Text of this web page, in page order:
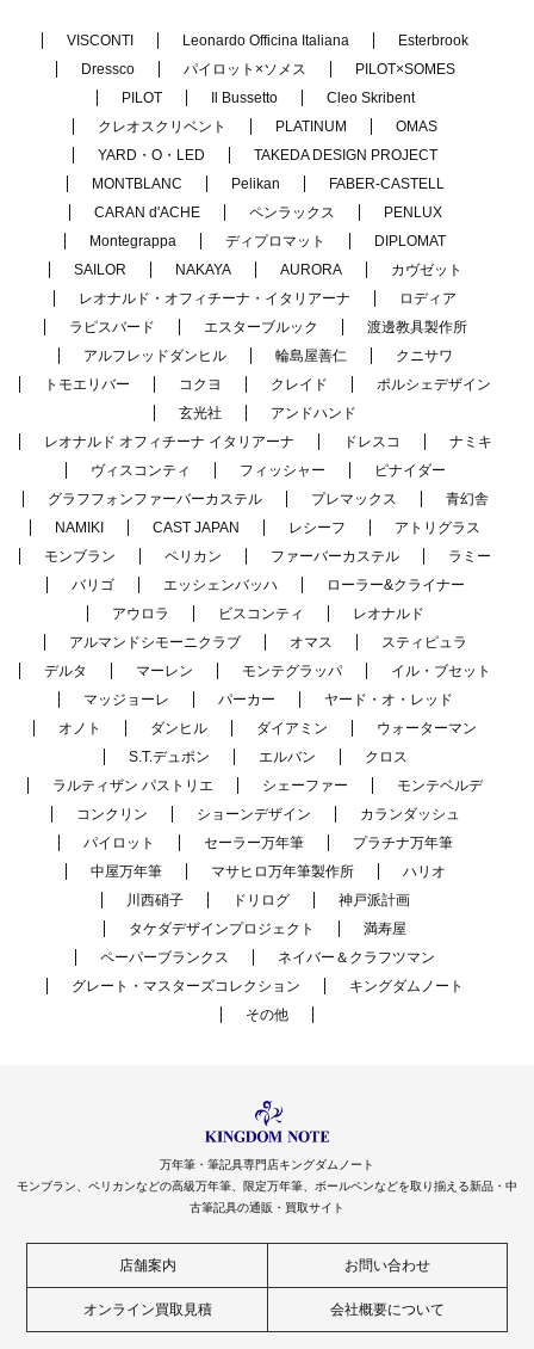
VISCONTI Leonardo Officina Italiana
Esterbrook
Dressco
パイロット×ソメス
PILOT×SOMES
PILOT
Il Bussetto
Cleo Skribent
クレオスクリベント
PLATINUM
OMAS
YARD・O・LED
TAKEDA DESIGN PROJECT
MONTBLANC
Pelikan
FABER-CASTELL
CARAN d'ACHE
ペンラックス
PENLUX
Montegrappa
ディプロマット
DIPLOMAT
SAILOR
NAKAYA AURORA
カヴゼット
レオナルド・オフィチーナ・イタリアーナ
ロディア
ラピスバード
エスターブルック
渡邊教具製作所
アルフレッドダンヒル
輪島屋善仁
クニサワ
トモエリバー
コクヨ クレイド
ポルシェデザイン
玄光社
アンドハンド
レオナルド オフィチーナ イタリアーナ
ドレスコ
ナミキ
ヴィスコンティ
フィッシャー
ピナイダー
グラフフォンファーバーカステル
プレマックス
青幻舎
NAMIKI
CAST JAPAN レシーフ
アトリグラス
モンブラン
ペリカン ファーバーカステル
ラミー
バリゴ
エッシェンバッハ
ローラー&クライナー
アウロラ
ビスコンティ
レオナルド
アルマンドシモーニクラブ
オマス
スティピュラ
デルタ
マーレン モンテグラッパ
イル・ブセット
マッジョーレ
パーカー
ヤード・オ・レッド
オノト
ダンヒル ダイアミン
ウォーターマン
S.T.デュポン
エルバン
クロス
ラルティザン パストリエ
シェーファー
モンテベルデ
コンクリン
ショーンデザイン
カランダッシュ
パイロット
セーラー万年筆
プラチナ万年筆
中屋万年筆
マサヒロ万年筆製作所
ハリオ
川西硝子
ドリログ
神戸派計画
タケダデザインプロジェクト
満寿屋
ペーパーブランクス
ネイバー＆クラフツマン
グレート・マスターズコレクション
キングダムノート
その他
万年筆・筆記具専門店キングダムノート
モンブラン、ペリカンなどの高級万年筆、限定万年筆、ボールペンなどを取り揃える新品・中
古筆記具の通販・買取サイト
店舗案内 お問い合わせ
オンライン買取見積 会社概要について